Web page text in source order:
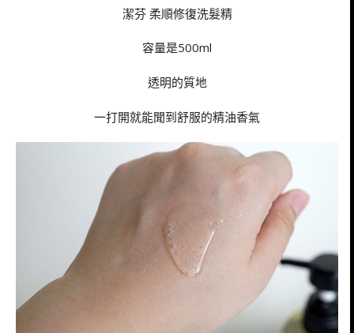
潔芬 柔順修復洗髮精
容量是500ml
透明的質地
一打開就能聞到舒服的精油香氣